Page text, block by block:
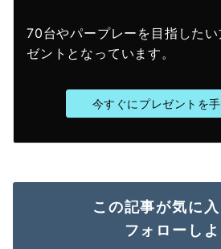
70台やパープレーを目指した
ゼントとなっています。
今すぐにプレゼントを
この記事が気に
フォローしよ